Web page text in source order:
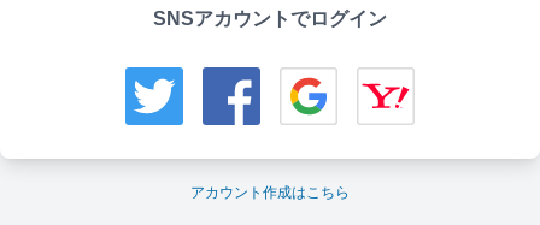
SNSアカウントでログイン
アカウント作成はこちら